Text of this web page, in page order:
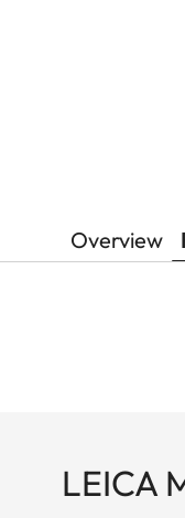
Overview
LEICA